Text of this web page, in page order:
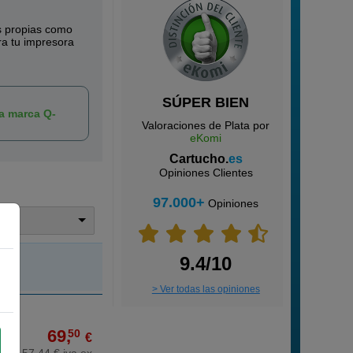
SÚPER BIEN
Valoraciones de Plata por
eKomi
Cartucho.es
Opiniones Clientes
97.000+ Opiniones
9.4/10
> Ver todas las opiniones
propias como
tu impresora
marca Q-
69,50 €